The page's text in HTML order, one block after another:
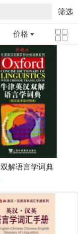
筛选
价格
解语言学词典